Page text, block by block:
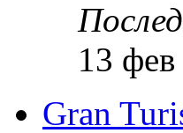
13
Gran